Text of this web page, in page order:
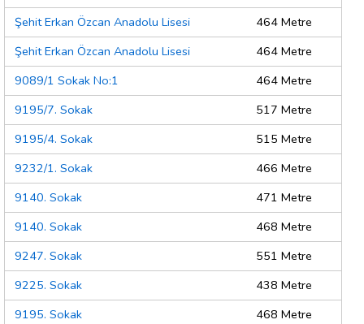
Şehit Erkan Özcan Anadolu Lisesi
464 Metre
Şehit Erkan Özcan Anadolu Lisesi
464 Metre
9089/1 Sokak No:1
464 Metre
9195/7. Sokak
517 Metre
9195/4. Sokak
515 Metre
9232/1. Sokak
466 Metre
9140. Sokak
471 Metre
9140. Sokak
468 Metre
9247. Sokak
551 Metre
9225. Sokak
438 Metre
9195. Sokak
468 Metre